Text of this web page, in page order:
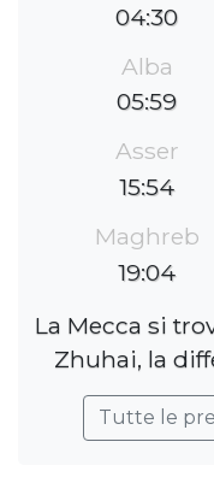
04:30
Alba
05:59
Asser
15:54
Maghreb
19:04
La Mecca si
Zhuhai, la
Tutte le